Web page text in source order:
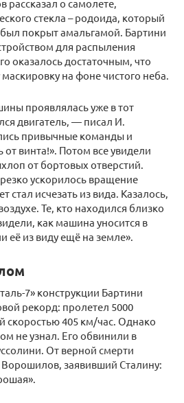
рассказал о самолете,
стекла – родоида, который
покрыт амальгамой. Бартини
для распыления
оказалось достаточным, что
на фоне чистого неба.
проявлялась уже в тот
двигатель, — писал И.
привычные команды и
от винта!». Потом все увидели
от бортовых отверстий.
ускорилось вращение
стал исчезать из вида. Казалось,
Те, кто находился близко
как машина уносится в
её из виду ещё на земле».
7» конструкции Бартини
рекорд: пролетел 5000
скоростью 405 км/час. Однако
не узнал. Его обвинили в
От верной смерти
заявивший Сталину: